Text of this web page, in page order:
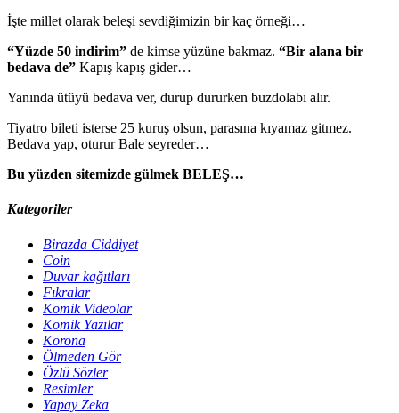
İşte millet olarak beleşi sevdiğimizin bir kaç örneği…
“Yüzde 50 indirim” de kimse yüzüne bakmaz. “Bir alana bir
bedava de” Kapış kapış gider…
Yanında ütüyü bedava ver, durup dururken buzdolabı alır.
Tiyatro bileti isterse 25 kuruş olsun, parasına kıyamaz gitmez.
Bedava yap, oturur Bale seyreder…
Bu yüzden sitemizde gülmek BELEŞ…
Kategoriler
Birazda Ciddiyet
Coin
Duvar kağıtları
Fıkralar
Komik Videolar
Komik Yazılar
Korona
Ölmeden Gör
Özlü Sözler
Resimler
Yapay Zeka